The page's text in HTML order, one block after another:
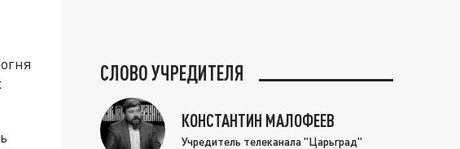
СЛОВО УЧРЕДИТЕЛЯ
КОНСТАНТИН МАЛОФЕЕВ
Учредитель телеканала "Царьград"